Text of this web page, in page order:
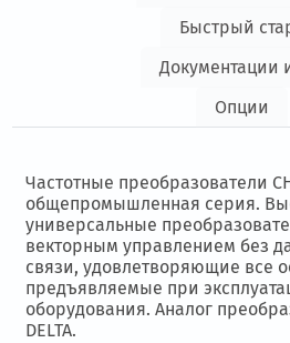
Быстрый
Документации
Опции
Частотные преобразователи
общепромышленная серия.
универсальные
векторным управлением без
связи, удовлетворяющие все
предъявляемые при
оборудования. Аналог
DELTA.